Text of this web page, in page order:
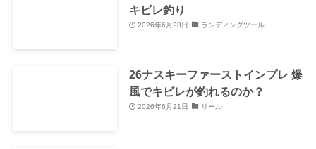
キビレ釣り
2026年6月28日 ランディングツール
26ナスキーファーストインプレ 爆
風でキビレが釣れるのか？
2026年6月21日 リール